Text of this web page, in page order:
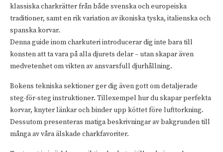
klassiska charkrätter från både svenska och europeiska
traditioner, samt en rik variation av ikoniska tyska, italienska och
spanska korvar.
Denna guide inom charkuteri introducerar dig inte bara till
konsten att ta vara på alla djurets delar – utan skapar även
medvetenhet om vikten av ansvarsfull djurhållning.
Bokens tekniska sektioner ger dig även gott om detaljerade
steg-för-steg instruktioner. Tillexempel hur du skapar perfekta
korvar, knyter länkar och binder upp köttet före lufttorkning.
Dessutom presenteras matiga beskrivningar av bakgrunden till
många av våra älskade charkfavoriter.